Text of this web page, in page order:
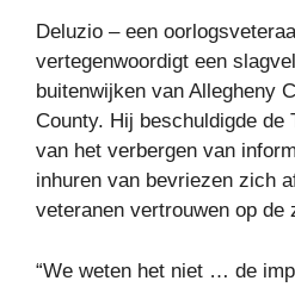
Deluzio – een
vertegenwoordigt een
buitenwijken van Allegheny
County. Hij beschuldigde de
van het verbergen van
inhuren van bevriezen zich
veteranen vertrouwen op de
“We weten het niet … de